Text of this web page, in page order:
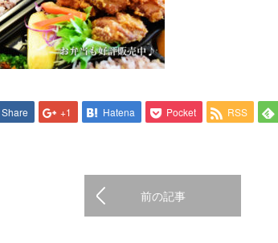
Share +1 Hatena Pocket RSS
前の記事